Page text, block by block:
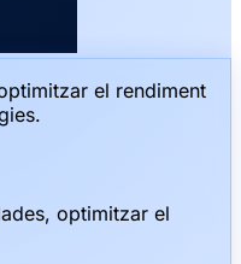
el rendiment
optimitzar el